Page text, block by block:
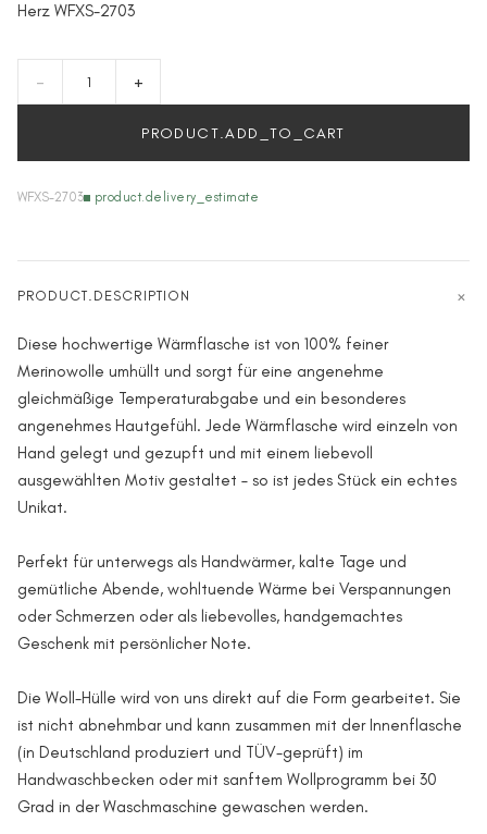
Herz WFXS-2703
- +
PRODUCT.ADD_TO_CART
WFXS-2703 product.delivery_estimate
PRODUCT.DESCRIPTION
Diese hochwertige Wärmflasche ist von 100% feiner
Merinowolle umhüllt und sorgt für eine angenehme
gleichmäßige Temperaturabgabe und ein besonderes
angenehmes Hautgefühl. Jede Wärmflasche wird einzeln von
Hand gelegt und gezupft und mit einem liebevoll
ausgewählten Motiv gestaltet – so ist jedes Stück ein echtes
Unikat.
Perfekt für unterwegs als Handwärmer, kalte Tage und
gemütliche Abende, wohltuende Wärme bei Verspannungen
oder Schmerzen oder als liebevolles, handgemachtes
Geschenk mit persönlicher Note.
Die Woll-Hülle wird von uns direkt auf die Form gearbeitet. Sie
ist nicht abnehmbar und kann zusammen mit der Innenflasche
(in Deutschland produziert und TÜV-geprüft) im
Handwaschbecken oder mit sanftem Wollprogramm bei 30
Grad in der Waschmaschine gewaschen werden.